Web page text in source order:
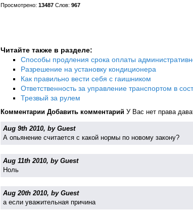
Просмотрено: 13487 Слов: 967
Читайте также в разделе:
Способы продления срока оплаты
Разрешение на установку кондиционера
Как правильно вести себя с гаишником
Ответственность за управление транспортом в
Трезвый за рулем
Комментарии Добавить комментарий У Вас нет права
Aug 9th 2010, by Guest
А опьянение считается с какой нормы по новому закону?
Aug 11th 2010, by Guest
Ноль
Aug 20th 2010, by Guest
а если уважительная причина